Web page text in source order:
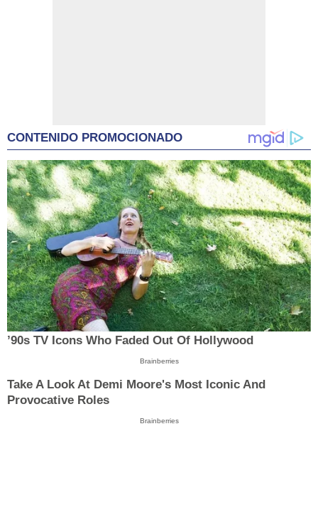
CONTENIDO PROMOCIONADO
’90s TV Icons Who Faded Out Of Hollywood
Brainberries
Take A Look At Demi Moore's Most Iconic And
Provocative Roles
Brainberries